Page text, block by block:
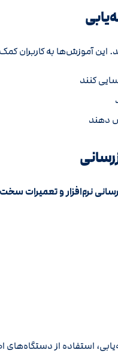
این آموزش‌ها به کاربران
کنند
دهند
نرم‌افزار و تعمیرات
استفاده از